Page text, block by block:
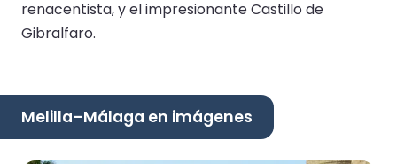
renacentista, y el impresionante Castillo de
Gibralfaro.
Melilla–Málaga en imágenes